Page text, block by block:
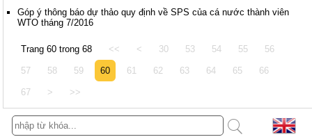
Góp ý thông báo dự thảo quy định về SPS của cá nước thành viên
WTO tháng 7/2016
Trang 60 trong 68 << < 30 53 54 55 56
57 58 59 60 61 62 63 64 65 66
67 > >>